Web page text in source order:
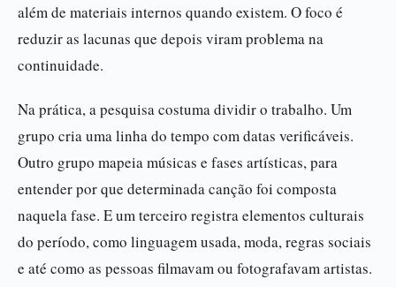
além de materiais internos quando existem. O foco é
reduzir as lacunas que depois viram problema na
continuidade.
Na prática, a pesquisa costuma dividir o trabalho. Um
grupo cria uma linha do tempo com datas verificáveis.
Outro grupo mapeia músicas e fases artísticas, para
entender por que determinada canção foi composta
naquela fase. E um terceiro registra elementos culturais
do período, como linguagem usada, moda, regras sociais
e até como as pessoas filmavam ou fotografavam artistas.